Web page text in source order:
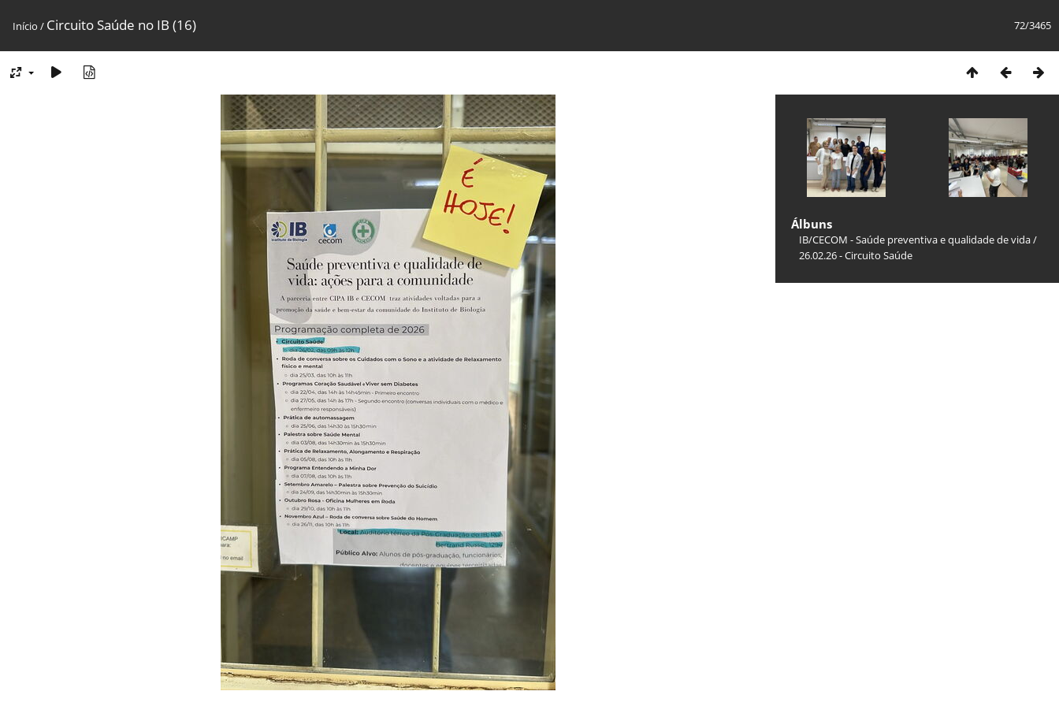
72/3465
Início / Circuito Saúde no IB (16)
Álbuns
IB/CECOM - Saúde preventiva e qualidade de vida/
26.02.26 - Circuito Saúde